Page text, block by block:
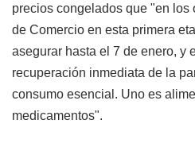
precios congelados que "en los
de Comercio en esta primera
asegurar hasta el 7 de enero, y
recuperación inmediata de la
consumo esencial. Uno es
medicamentos".